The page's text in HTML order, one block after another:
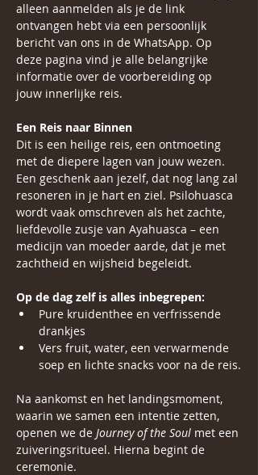
alleen aanmelden als je de link
ontvangen hebt via een persoonlijk
bericht van ons in de WhatsApp. Op
deze pagina vind je alle belangrijke
informatie over de voorbereiding op
jouw innerlijke reis.
Een Reis naar Binnen
Dit is een heilige reis, een ontmoeting
met de diepere lagen van jouw wezen.
Een geschenk aan jezelf, dat nog lang zal
resoneren in je hart en ziel. Psilohuasca
wordt vaak omschreven als het zachte,
liefdevolle zusje van Ayahuasca – een
medicijn van moeder aarde, dat je met
zachtheid en wijsheid begeleidt.
Op de dag zelf is alles inbegrepen:
Pure kruidenthee en verfrissende
drankjes
Vers fruit, water, een verwarmende
soep en lichte snacks voor na de reis.
Na aankomst en het landingsmoment,
waarin we samen een intentie zetten,
openen we de Journey of the Soul met een
zuiveringsritueel. Hierna begint de
ceremonie.